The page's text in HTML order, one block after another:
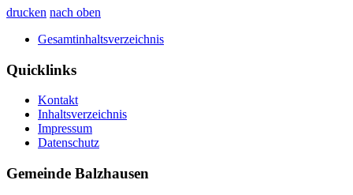
drucken nach oben
Gesamtinhaltsverzeichnis
Quicklinks
Kontakt
Inhaltsverzeichnis
Impressum
Datenschutz
Gemeinde Balzhausen